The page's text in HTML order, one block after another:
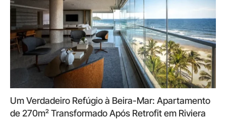
Um Verdadeiro Refúgio à Beira-Mar: Apartamento
de 270m² Transformado Após Retrofit em Riviera